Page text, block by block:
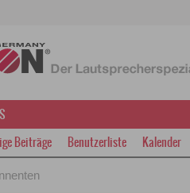
Beiträge Benutzerliste Kalender